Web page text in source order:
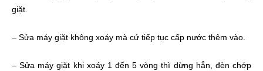
giặt.
– Sửa máy giặt không xoáy mà cứ tiếp tục cấp nước thêm vào.
– Sửa máy giặt khi xoáy 1 đến 5 vòng thì dừng hẳn, đèn chớp